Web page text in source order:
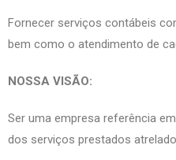
Fornecer serviços contábeis
bem como o atendimento de
NOSSA VISÃO:
Ser uma empresa referência
dos serviços prestados